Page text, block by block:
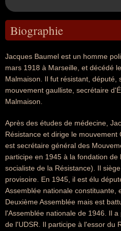
Biographie
Jacques Baumel est un homme
mars 1918 à Marseille, et décédé
Malmaison. Il fut résistant, député,
mouvement gaulliste, secrétaire
Malmaison.
Après des études de médecine,
Résistance et dirige le
est secrétaire général des
participe en 1945 à la fondation
socialiste de la Résistance). Il
provisoire. En 1945, il est élu
Assemblée nationale constituante,
Deuxième Assemblée mais est
l'Assemblée nationale de 1946. Il
de l'UDSR. Il participe à l'essor du